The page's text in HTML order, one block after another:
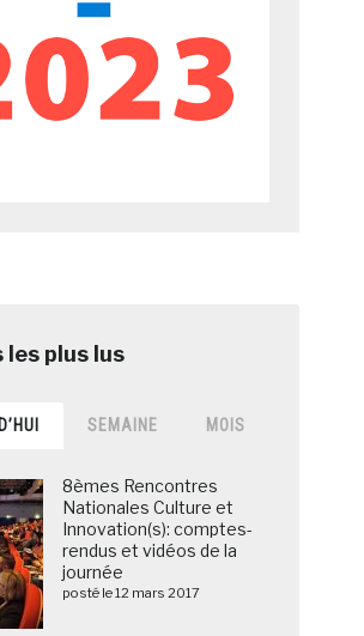
SEMAINE MOIS
8èmes Rencontres
Nationales Culture et
Innovation(s): comptes-
rendus et vidéos de la
journée
posté le 12 mars 2017